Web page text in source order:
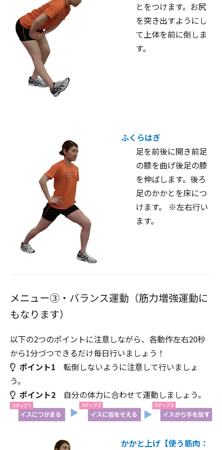
とをつけます。お尻
を突き出すようにし
て上体を前に倒しま
す。
ふくらはぎ
足を前後に開き前足
の膝を曲げ後足の膝
を伸ばします。後ろ
足のかかとを床につ
けます。 ※左右行い
ます。
メニュー③・バランス運動（筋力増強運動に
もなります）
以下の2つのポイントに注意しながら、各動作左右20秒
から1分づつできるだけ毎日行いましょう！
ポイント1 転倒しないように注意して行いましょ
う。
ポイント2 自分の体力に合わせて運動しましょう。
かかと上げ【使う筋肉：